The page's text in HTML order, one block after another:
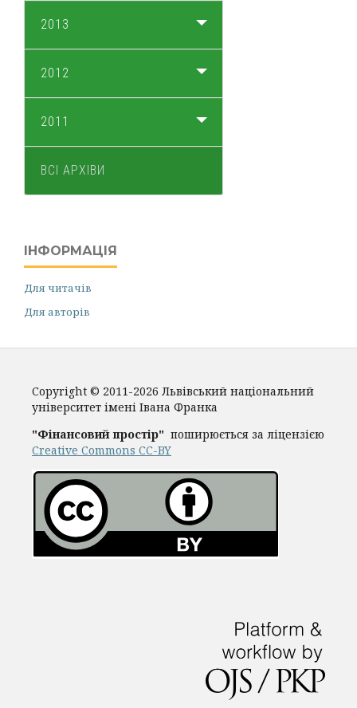
2013
2012
2011
ВСІ АРХІВИ
ІНФОРМАЦІЯ
Для читачів
Для авторів
Copyright © 2011-2026 Львівський національний
університет імені Івана Франка
"Фінансовий простір" поширюється за ліцензією
Creative Commons CC-BY